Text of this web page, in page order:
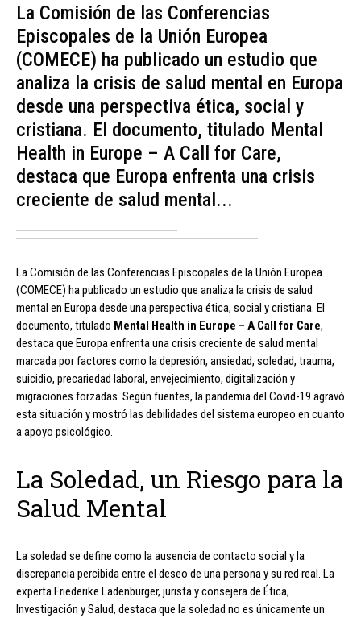
La Comisión de las Conferencias
Episcopales de la Unión Europea
(COMECE) ha publicado un estudio que
analiza la crisis de salud mental en Europa
desde una perspectiva ética, social y
cristiana. El documento, titulado Mental
Health in Europe – A Call for Care,
destaca que Europa enfrenta una crisis
creciente de salud mental...
La Comisión de las Conferencias Episcopales de la Unión Europea
(COMECE) ha publicado un estudio que analiza la crisis de salud
mental en Europa desde una perspectiva ética, social y cristiana. El
documento, titulado Mental Health in Europe – A Call for Care,
destaca que Europa enfrenta una crisis creciente de salud mental
marcada por factores como la depresión, ansiedad, soledad, trauma,
suicidio, precariedad laboral, envejecimiento, digitalización y
migraciones forzadas. Según fuentes, la pandemia del Covid-19 agravó
esta situación y mostró las debilidades del sistema europeo en cuanto
a apoyo psicológico.
La Soledad, un Riesgo para la
Salud Mental
La soledad se define como la ausencia de contacto social y la
discrepancia percibida entre el deseo de una persona y su red real. La
experta Friederike Ladenburger, jurista y consejera de Ética,
Investigación y Salud, destaca que la soledad no es únicamente un